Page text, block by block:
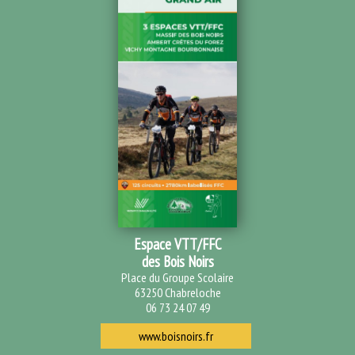
Espace VTT/FFC
des Bois Noirs
Place du Groupe Scolaire
63250 Chabreloche
06 73 24 07 49
www.boisnoirs.fr